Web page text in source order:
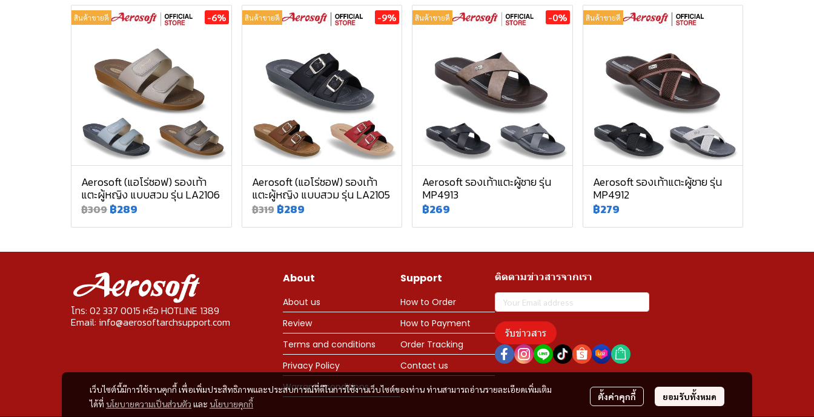
สินค้าขายดี -6%
Aerosoft (แอโร่ซอฟ) รองเท้า
แตะผู้หญิง แบบสวม รุ่น LA2106
฿309 ฿289
สินค้าขายดี -9%
Aerosoft (แอโร่ซอฟ) รองเท้า
แตะผู้หญิง แบบสวม รุ่น LA2105
฿319 ฿289
สินค้าขายดี -0%
Aerosoft รองเท้าแตะผู้ชาย รุ่น
MP4913
฿269
สินค้าขายดี
Aerosoft รองเท้าแตะผู้ชาย รุ่น
MP4912
฿279
เว็บไซต์นี้มีการใช้งานคุกกี้ เพื่อเพิ่มประสิทธิภาพและประสบการณ์ที่ดีในการใช้งานเว็บไซต์ของท่าน ท่านสามารถอ่านรายละเอียดเพิ่มเติม
ได้ที่ นโยบายความเป็นส่วนตัว และ นโยบายคุกกี้
ตั้งค่าคุกกี้ ยอมรับทั้งหมด
โทร: 02 337 0015 หรือ HOTLINE 1389
Email: info@aerosoftarchsupport.com
About
About us
Review
Terms and conditions
Privacy Policy
Warranty conditions
Support
How to Order
How to Payment
Order Tracking
Contact us
ติดตามข่าวสารจากเรา
รับข่าวสาร